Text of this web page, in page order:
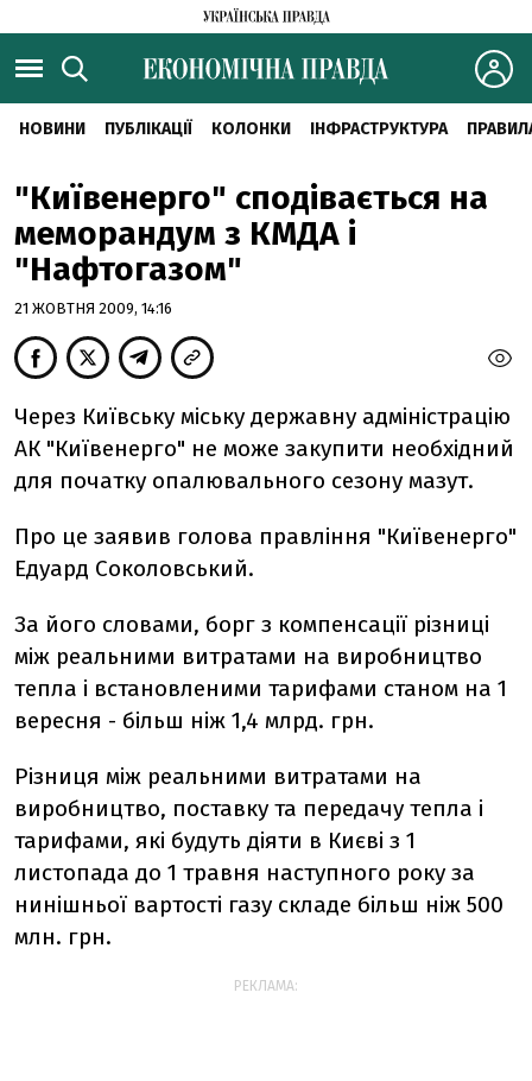
НОВИНИ ПУБЛІКАЦІЇ КОЛОНКИ ІНФРАСТРУКТУРА
"Київенерго" сподівається на
меморандум з КМДА і
"Нафтогазом"
21 ЖОВТНЯ 2009, 14:16
Через Київську міську державну адміністрацію
АК "Київенерго" не може закупити необхідний
для початку опалювального сезону мазут.
Про це заявив голова правління "Київенерго"
Едуард Соколовський.
За його словами, борг з компенсації різниці
між реальними витратами на виробництво
тепла і встановленими тарифами станом на 1
вересня - більш ніж 1,4 млрд. грн.
Різниця між реальними витратами на
виробництво, поставку та передачу тепла і
тарифами, які будуть діяти в Києві з 1
листопада до 1 травня наступного року за
нинішньої вартості газу складе більш ніж 500
млн. грн.
РЕКЛАМА: